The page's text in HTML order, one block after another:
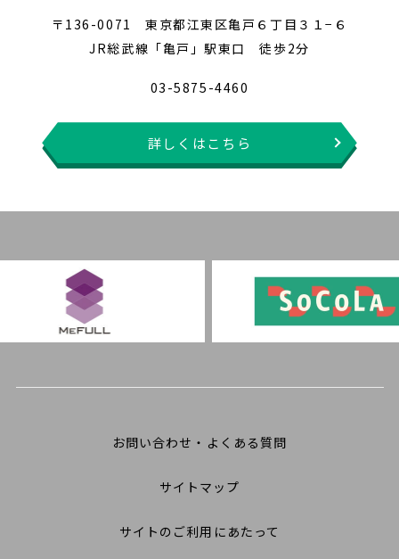
〒136-0071 東京都江東区亀戸６丁目３１−６
JR総武線「亀戸」駅東口 徒歩2分
03-5875-4460
詳しくはこちら
お問い合わせ・よくある質問
サイトマップ
サイトのご利用にあたって